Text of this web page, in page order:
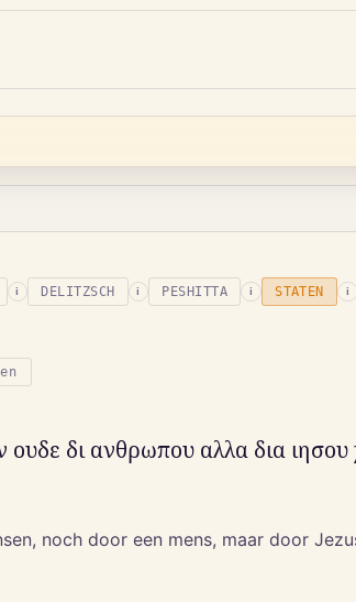
i DELITZSCH i PESHITTA i STATEN i
δι ανθρωπου αλλα δια ιησου
noch door een mens, maar door